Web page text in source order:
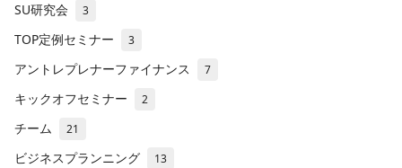
SU研究会 3
TOP定例セミナー 3
アントレプレナーファイナンス 7
キックオフセミナー 2
チーム 21
ビジネスプランニング 13